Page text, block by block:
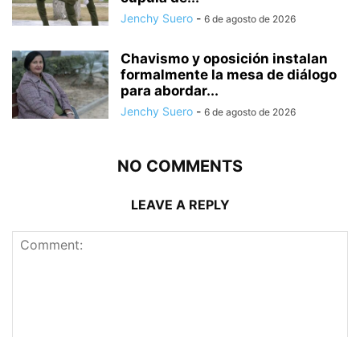
Jenchy Suero - 6 de agosto de 2026
Chavismo y oposición instalan
formalmente la mesa de diálogo
para abordar...
Jenchy Suero - 6 de agosto de 2026
NO COMMENTS
LEAVE A REPLY